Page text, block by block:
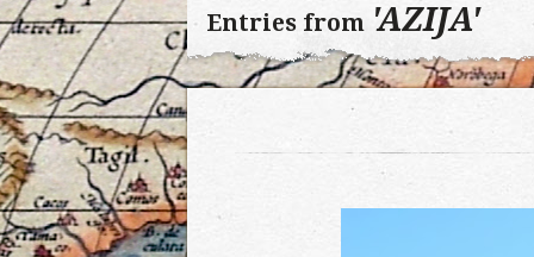
Entries from 'AZIJA'